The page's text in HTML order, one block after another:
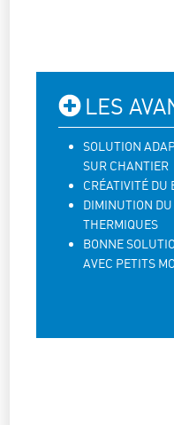
LES
SOLUTION
SUR CHANTIER
CRÉATIVITÉ DU
DIMINUTION
THERMIQUES
BONNE
AVEC PETITS